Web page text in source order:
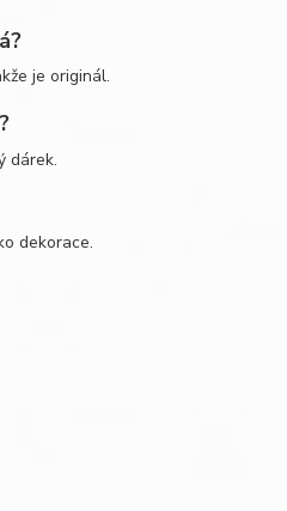
je originál.
dárek.
dekorace.